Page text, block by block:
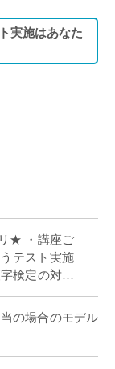
実施はあなた
★ ・講座ご
テスト実施
検定の対策
レベ […]
の場合のモデル